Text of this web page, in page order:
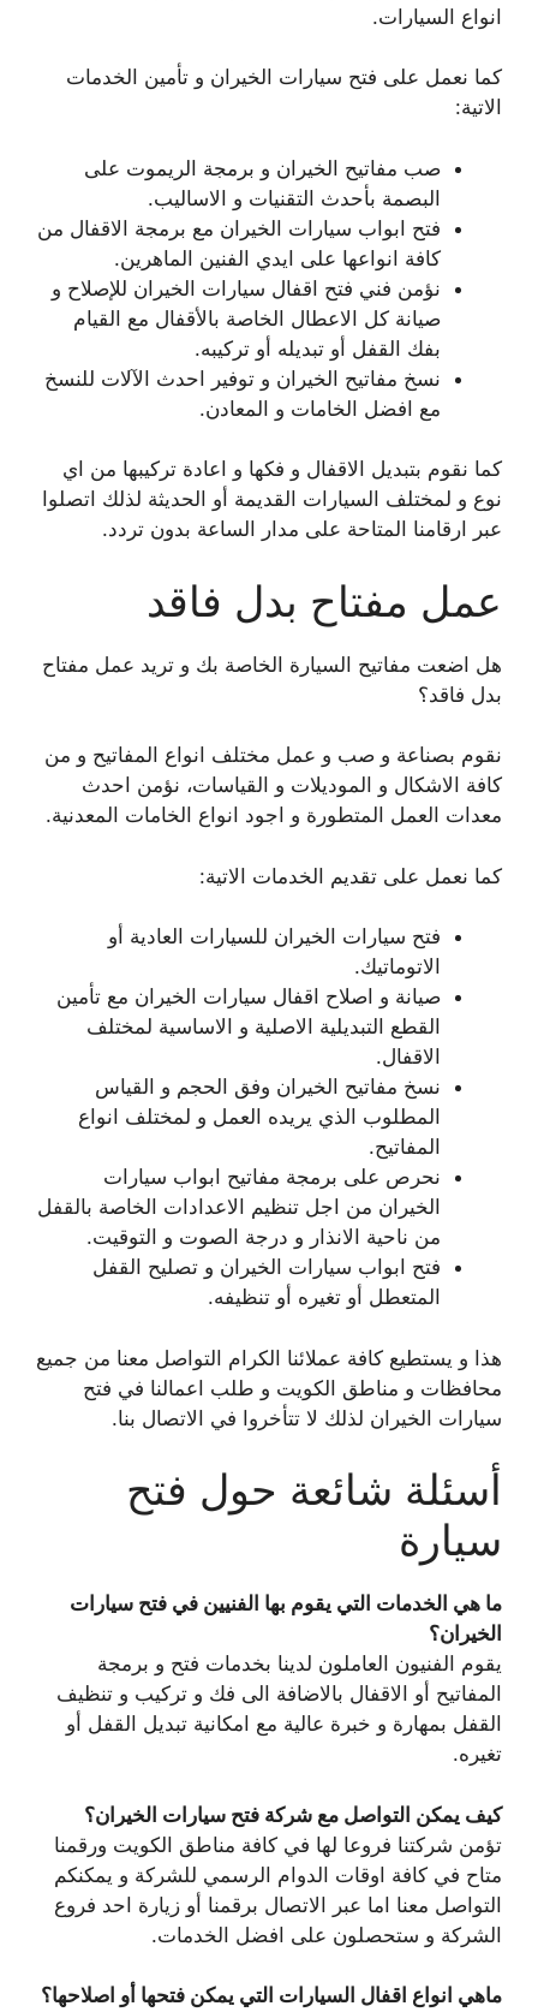
انواع السيارات.
كما نعمل على فتح سيارات الخيران و تأمين الخدمات
الاتية:
صب مفاتيح الخيران و برمجة الريموت على
البصمة بأحدث التقنيات و الاساليب.
فتح ابواب سيارات الخيران مع برمجة الاقفال من
كافة انواعها على ايدي الفنين الماهرين.
نؤمن فني فتح اقفال سيارات الخيران للإصلاح و
صيانة كل الاعطال الخاصة بالأقفال مع القيام
بفك القفل أو تبديله أو تركيبه.
نسخ مفاتيح الخيران و توفير احدث الآلات للنسخ
مع افضل الخامات و المعادن.
كما نقوم بتبديل الاقفال و فكها و اعادة تركيبها من اي
نوع و لمختلف السيارات القديمة أو الحديثة لذلك اتصلوا
عبر ارقامنا المتاحة على مدار الساعة بدون تردد.
عمل مفتاح بدل فاقد
هل اضعت مفاتيح السيارة الخاصة بك و تريد عمل مفتاح
بدل فاقد؟
نقوم بصناعة و صب و عمل مختلف انواع المفاتيح و من
كافة الاشكال و الموديلات و القياسات، نؤمن احدث
معدات العمل المتطورة و اجود انواع الخامات المعدنية.
كما نعمل على تقديم الخدمات الاتية:
فتح سيارات الخيران للسيارات العادية أو
الاتوماتيك.
صيانة و اصلاح اقفال سيارات الخيران مع تأمين
القطع التبديلية الاصلية و الاساسية لمختلف
الاقفال.
نسخ مفاتيح الخيران وفق الحجم و القياس
المطلوب الذي يريده العمل و لمختلف انواع
المفاتيح.
نحرص على برمجة مفاتيح ابواب سيارات
الخيران من اجل تنظيم الاعدادات الخاصة بالقفل
من ناحية الانذار و درجة الصوت و التوقيت.
فتح ابواب سيارات الخيران و تصليح القفل
المتعطل أو تغيره أو تنظيفه.
هذا و يستطيع كافة عملائنا الكرام التواصل معنا من جميع
محافظات و مناطق الكويت و طلب اعمالنا في فتح
سيارات الخيران لذلك لا تتأخروا في الاتصال بنا.
أسئلة شائعة حول فتح
سيارة
ما هي الخدمات التي يقوم بها الفنيين في فتح سيارات
الخيران؟
يقوم الفنيون العاملون لدينا بخدمات فتح و برمجة
المفاتيح أو الاقفال بالاضافة الى فك و تركيب و تنظيف
القفل بمهارة و خبرة عالية مع امكانية تبديل القفل أو
تغيره.
كيف يمكن التواصل مع شركة فتح سيارات الخيران؟
تؤمن شركتنا فروعا لها في كافة مناطق الكويت ورقمنا
متاح في كافة اوقات الدوام الرسمي للشركة و يمكنكم
التواصل معنا اما عبر الاتصال برقمنا أو زيارة احد فروع
الشركة و ستحصلون على افضل الخدمات.
ماهي انواع اقفال السيارات التي يمكن فتحها أو اصلاحها؟